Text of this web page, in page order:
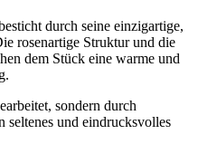
durch seine einzigartige,
rosenartige Struktur und die
dem Stück eine warme und
sondern durch
seltenes und eindrucksvolles